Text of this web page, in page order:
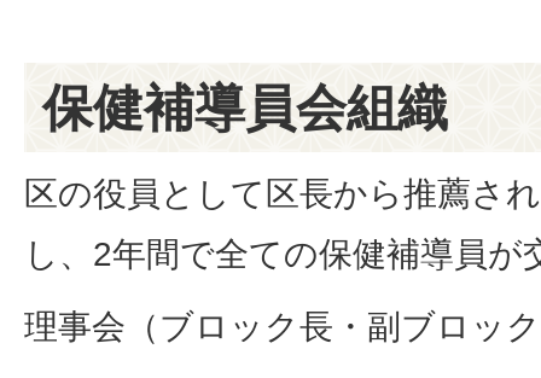
保健補導員会組織
区の役員として区長から推薦さ
し、2年間で全ての保健補導員が
理事会（ブロック長・副ブロッ